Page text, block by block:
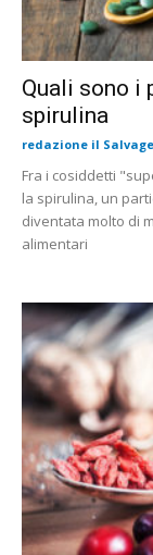
Quali sono
spirulina
redazione il
Fra i cosiddetti
la spirulina, un
diventata molto di
alimentari